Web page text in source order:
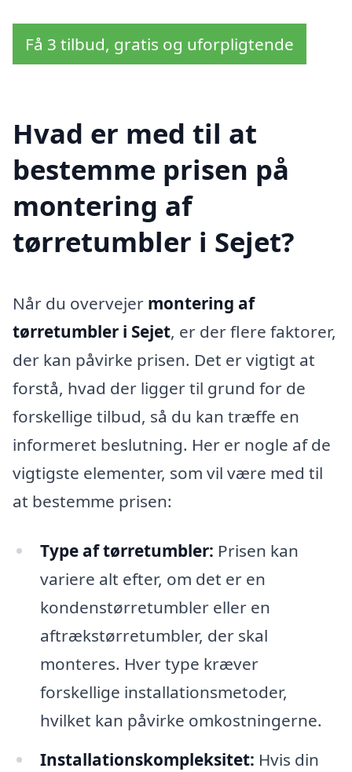
Få 3 tilbud, gratis og uforpligtende
Hvad er med til at
bestemme prisen på
montering af
tørretumbler i Sejet?
Når du overvejer montering af
tørretumbler i Sejet, er der flere faktorer,
der kan påvirke prisen. Det er vigtigt at
forstå, hvad der ligger til grund for de
forskellige tilbud, så du kan træffe en
informeret beslutning. Her er nogle af de
vigtigste elementer, som vil være med til
at bestemme prisen:
Type af tørretumbler: Prisen kan
variere alt efter, om det er en
kondenstørretumbler eller en
aftrækstørretumbler, der skal
monteres. Hver type kræver
forskellige installationsmetoder,
hvilket kan påvirke omkostningerne.
Installationskompleksitet: Hvis din